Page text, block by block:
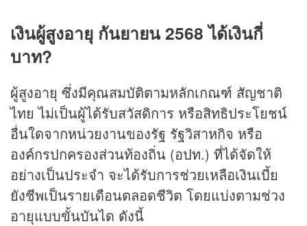
เงินผู้สูงอายุ กันยายน 2568 ได้เงินกี่
บาท?
ผู้สูงอายุ ซึ่งมีคุณสมบัติตามหลักเกณฑ์ สัญชาติ
ไทย ไม่เป็นผู้ได้รับสวัสดิการ หรือสิทธิประโยชน์
อื่นใดจากหน่วยงานของรัฐ รัฐวิสาหกิจ หรือ
องค์กรปกครองส่วนท้องถิ่น (อปท.) ที่ได้จัดให้
อย่างเป็นประจำ จะได้รับการช่วยเหลือเงินเบี้ย
ยังชีพเป็นรายเดือนตลอดชีวิต โดยแบ่งตามช่วง
อายุแบบขั้นบันได ดังนี้